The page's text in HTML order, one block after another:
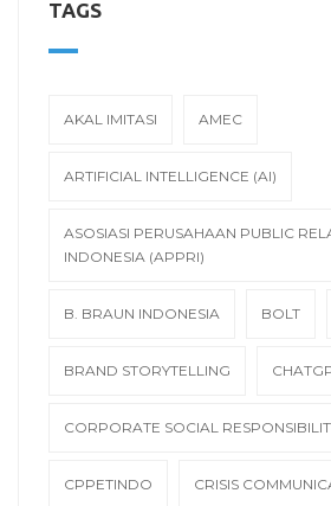
TAGS
AKAL IMITASI AMEC
ARTIFICIAL INTELLIGENCE (AI)
ASOSIASI PERUSAHAAN PUBLIC
INDONESIA (APPRI)
B. BRAUN INDONESIA BOLT
BRAND STORYTELLING
CORPORATE SOCIAL
CPPETINDO CRISIS